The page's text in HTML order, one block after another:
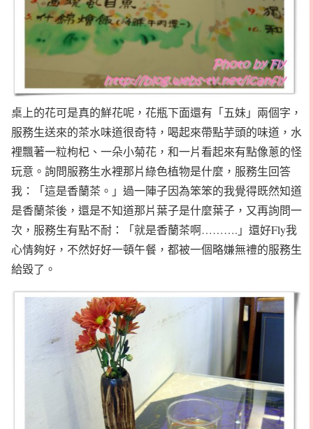
桌上的花可是真的鮮花呢，花瓶下面還有「五妹」兩個字，
服務生送來的茶水味道很奇特，喝起來帶點芋頭的味道，水
裡飄著一粒枸杞、一朵小菊花，和一片看起來有點像蔥的怪
玩意。詢問服務生水裡那片綠色植物是什麼，服務生回答
我：「這是香蘭茶。」過一陣子因為笨笨的我覺得既然知道
是香蘭茶後，還是不知道那片葉子是什麼葉子，又再詢問一
次，服務生有點不耐：「就是香蘭茶啊……….」還好Fly我
心情夠好，不然好好一頓午餐，都被一個略嫌無禮的服務生
給毀了。